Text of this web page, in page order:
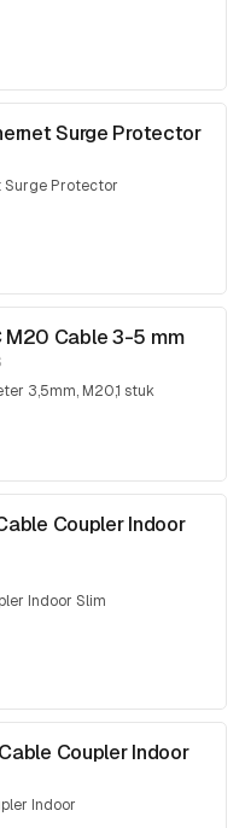
Surge Protector
Surge Protector
M20 Cable 3-5 mm
3,5mm, M20,1 stuk
Coupler Indoor
Indoor Slim
Coupler Indoor
Indoor